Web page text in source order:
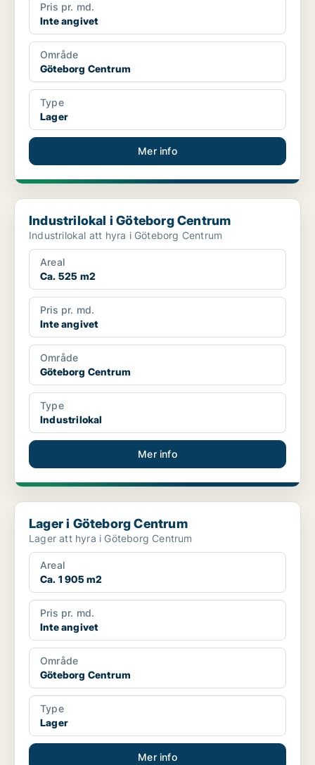
Pris pr. md.
Inte angivet
Område
Göteborg Centrum
Type
Lager
Mer info
Industrilokal i Göteborg Centrum
Industrilokal i Göteborg Centrum
Industrilokal att hyra i Göteborg Centrum
Areal
Ca. 525 m2
Pris pr. md.
Inte angivet
Område
Göteborg Centrum
Type
Industrilokal
Mer info
Lager i Göteborg Centrum
Lager i Göteborg Centrum
Lager att hyra i Göteborg Centrum
Areal
Ca. 1 905 m2
Pris pr. md.
Inte angivet
Område
Göteborg Centrum
Type
Lager
Mer info